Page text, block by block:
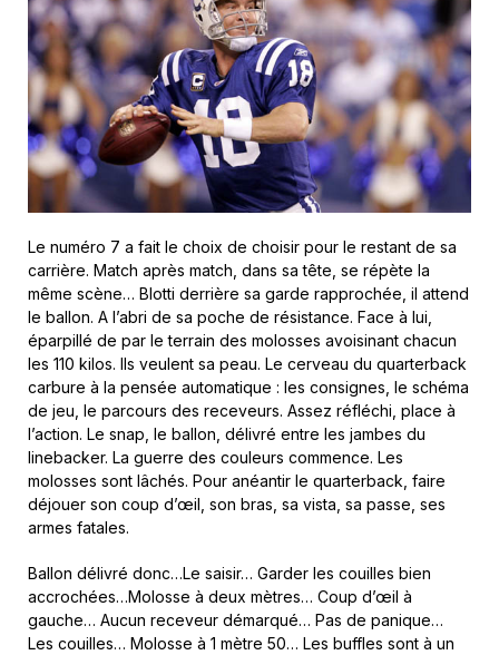
Le numéro 7 a fait le choix de choisir pour le restant de sa
carrière. Match après match, dans sa tête, se répète la
même scène… Blotti derrière sa garde rapprochée, il attend
le ballon. A l’abri de sa poche de résistance. Face à lui,
éparpillé de par le terrain des molosses avoisinant chacun
les 110 kilos. Ils veulent sa peau. Le cerveau du quarterback
carbure à la pensée automatique : les consignes, le schéma
de jeu, le parcours des receveurs. Assez réfléchi, place à
l’action. Le snap, le ballon, délivré entre les jambes du
linebacker. La guerre des couleurs commence. Les
molosses sont lâchés. Pour anéantir le quarterback, faire
déjouer son coup d’œil, son bras, sa vista, sa passe, ses
armes fatales.
Ballon délivré donc…Le saisir… Garder les couilles bien
accrochées…Molosse à deux mètres… Coup d’œil à
gauche… Aucun receveur démarqué… Pas de panique…
Les couilles… Molosse à 1 mètre 50… Les buffles sont à un